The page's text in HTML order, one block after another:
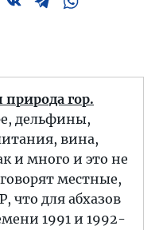
природа гор.
дельфины,
вина,
и много и это не
местные,
что для абхазов
1991 и 1992-